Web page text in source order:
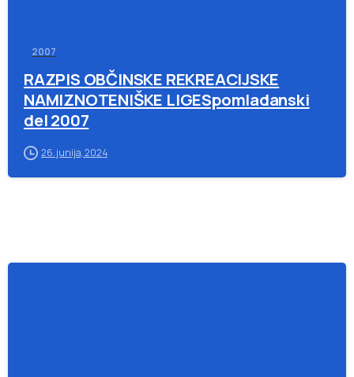
2007
RAZPIS OBČINSKE REKREACIJSKE
NAMIZNOTENIŠKE LIGESpomladanski
del 2007
26. junija, 2024